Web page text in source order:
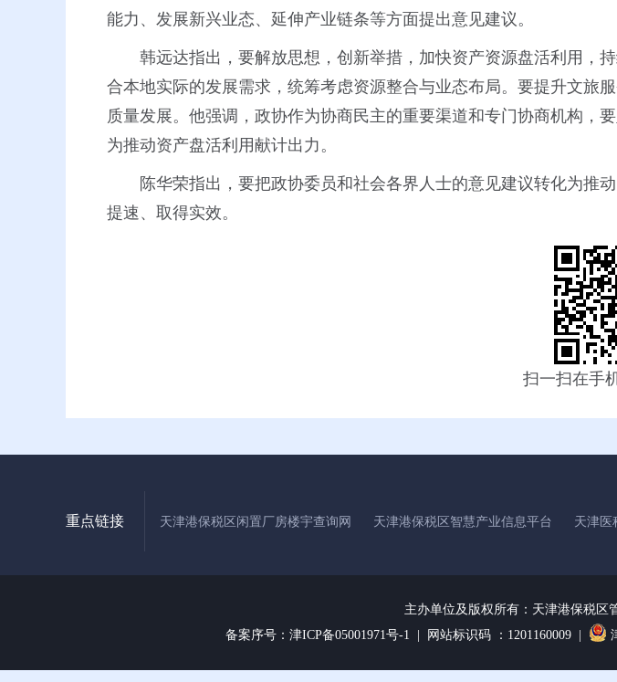
能力、发展新兴业态、延伸产业链条等方面提出意见建议。
韩远达指出，要解放思想，创新举措，加快资产资源盘活利用，
合本地实际的发展需求，统筹考虑资源整合与业态布局。要提升文旅
质量发展。他强调，政协作为协商民主的重要渠道和专门协商机构，
为推动资产盘活利用献计出力。
陈华荣指出，要把政协委员和社会各界人士的意见建议转化为推
提速、取得实效。
扫一扫在手
重点链接 天津港保税区闲置厂房楼宇查询网 天津港保税区智慧产业信息平台 天津医
主办单位及版权所有： 天津港保税区
备案序号：津ICP备05001971号-1 | 网站标识码 ：1201160009 |